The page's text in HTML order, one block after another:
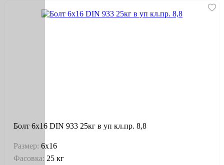
Болт 6х16 DIN 933 25кг в уп кл.пр. 8,8
Размер: 6х16
Фасовка: 25 кг